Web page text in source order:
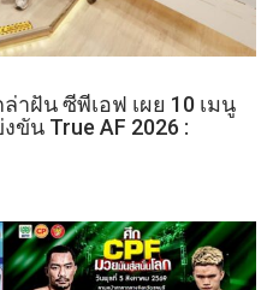
าฝัน ซีพีเอฟ เผย 10 เมนู
น True AF 2026 :